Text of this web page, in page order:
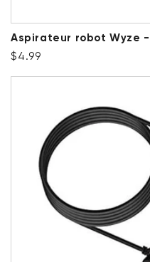
Aspirateur robot Wyze
Prix ​​régulier
$4.99